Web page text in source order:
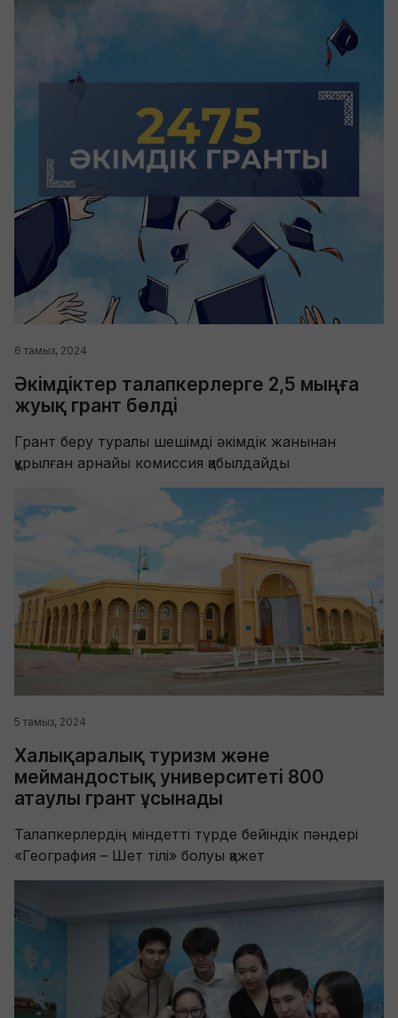
6 тамыз, 2024
Әкімдіктер талапкерлерге 2,5 мыңға
жуық грант бөлді
Грант беру туралы шешімді әкімдік жанынан
құрылған арнайы комиссия қабылдайды
5 тамыз, 2024
Халықаралық туризм және
меймандостық университеті 800
атаулы грант ұсынады
Талапкерлердің міндетті түрде бейіндік пәндері
«География – Шет тілі» болуы қажет